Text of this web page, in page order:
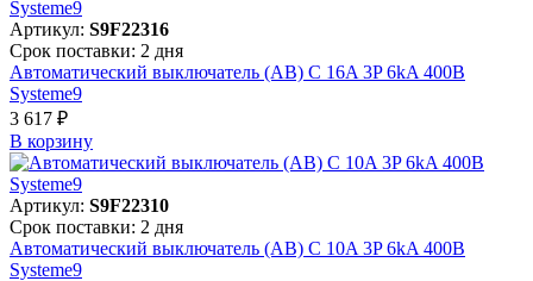
Артикул: S9F22316
Срок поставки: 2 дня
Автоматический выключатель (АВ) C 16A 3P 6kA 400В
Systeme9
3 617 ₽
В корзинy
Артикул: S9F22310
Срок поставки: 2 дня
Автоматический выключатель (АВ) C 10A 3P 6kA 400В
Systeme9